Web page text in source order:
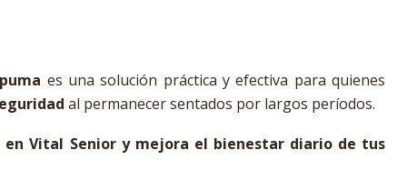
es una solución práctica y efectiva para quienes
al permanecer sentados por largos períodos.
en Vital Senior y mejora el bienestar diario de tus